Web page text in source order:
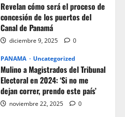
Revelan cómo será el proceso de
concesión de los puertos del
Canal de Panamá
diciembre 9, 2025 0
PANAMA Uncategorized
Mulino a Magistrados del Tribunal
Electoral en 2024: ‘Si no me
dejan correr, prendo este país’
noviembre 22, 2025 0